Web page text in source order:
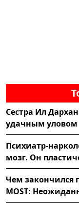
Сестра Ил
удачным уловом
Психиатр-
мозг. Он
Чем закончился
MOST: